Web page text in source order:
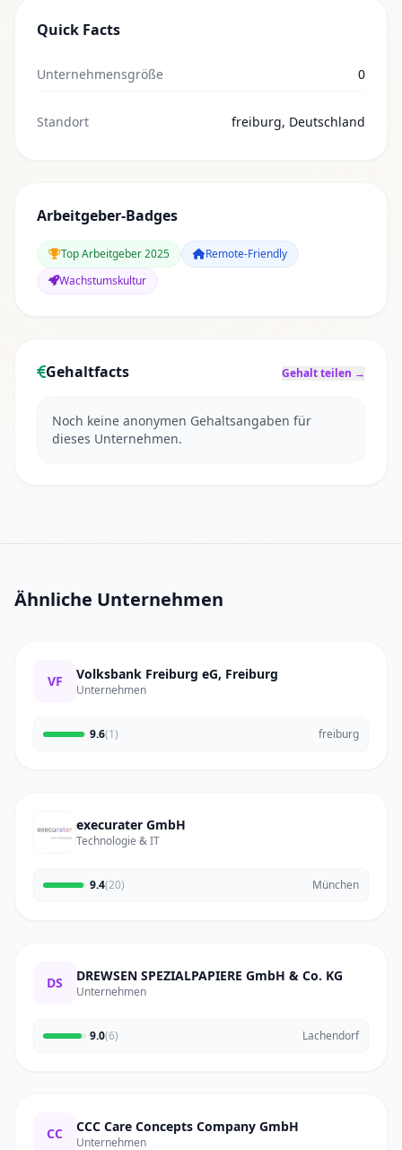
Quick Facts
Unternehmensgröße 0
Standort freiburg, Deutschland
Arbeitgeber-Badges
Top Arbeitgeber 2025
Remote-Friendly
Wachstumskultur
Gehaltfacts Gehalt teilen →
Noch keine anonymen Gehaltsangaben für
dieses Unternehmen.
Ähnliche Unternehmen
VF Volksbank Freiburg eG, Freiburg
Unternehmen
9.6(1) freiburg
execurater GmbH
Technologie & IT
9.4(20) München
DS DREWSEN SPEZIALPAPIERE GmbH & Co. KG
Unternehmen
9.0(6) Lachendorf
CC CCC Care Concepts Company GmbH
Unternehmen